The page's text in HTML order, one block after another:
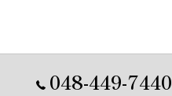
048-449-7440